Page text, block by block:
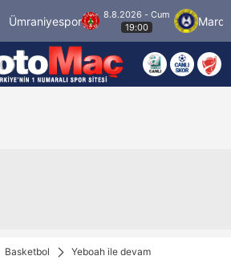
Ümraniyespor
8.8.2026 - Cum
19:00
Mardin
Basketbol Yeboah ile devam